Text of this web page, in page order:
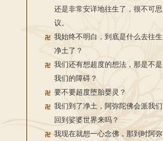
还是非常安详地往生了，很不可思
议。
我始终不明白，到底是什么去往生
净土了？
我们还有想超度的想法，那是不是
我们的障碍？
要不要超度堕胎婴灵？
我们到了净土，阿弥陀佛会派我们
回到娑婆世界来吗？
我现在就想一心念佛，那到时阿弥